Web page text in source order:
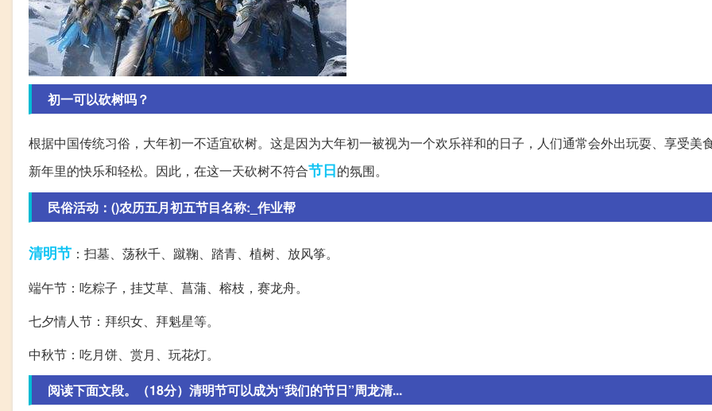
初一可以砍树吗？
根据中国传统习俗，大年初一不适宜砍树。这是因为大年初一被视为一个欢乐祥和的日子，人们通常会外出玩耍、享受美
新年里的快乐和轻松。因此，在这一天砍树不符合节日的氛围。
民俗活动：()农历五月初五节目名称:_作业帮
清明节 ：扫墓、荡秋千、蹴鞠、踏青、植树、放风筝。
端午节：吃粽子，挂艾草、菖蒲、榕枝，赛龙舟。
七夕情人节：拜织女、拜魁星等。
中秋节：吃月饼、赏月、玩花灯。
阅读下面文段。（18分）清明节可以成为“我们的节日”周龙清...